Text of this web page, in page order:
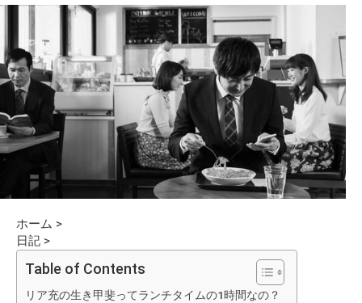
ホーム >
日記 >
Table of Contents
リア充の生き甲斐ってランチタイムの1時間なの？